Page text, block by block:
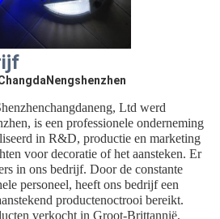
Ltd werd
is een professionele onderneming
in R&D, productie en marketing
voor decoratie of het aansteken. Er
in ons bedrijf. Door de constante
personeel, heeft ons bedrijf een
productenoctrooi bereikt.
verkocht in Groot-Brittannië,